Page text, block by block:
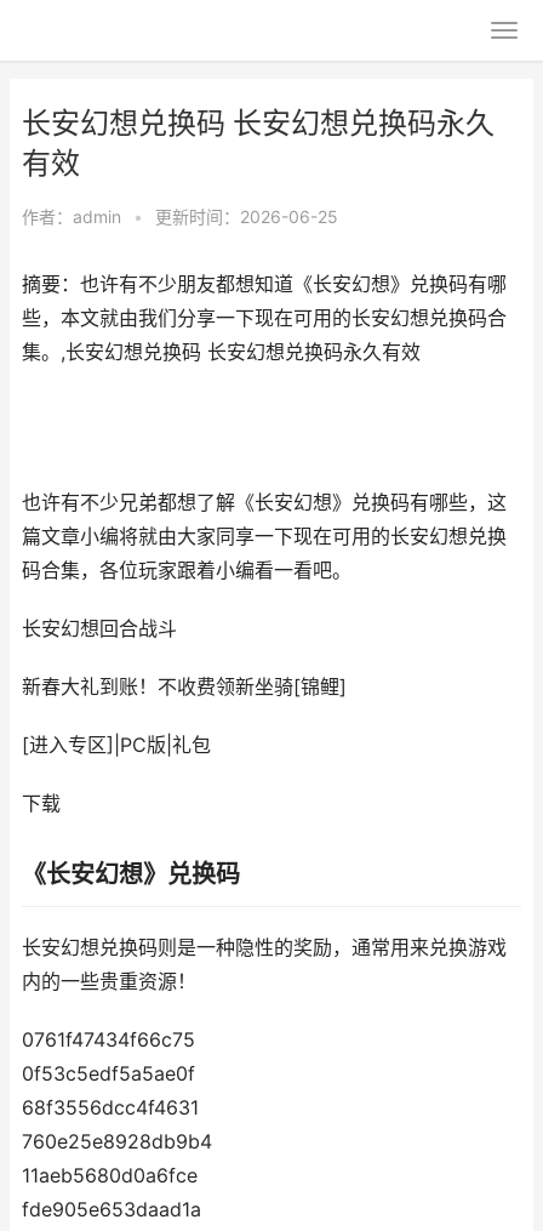
长安幻想兑换码 长安幻想兑换码永久
有效
作者： admin • 更新时间：2026-06-25
摘要：也许有不少朋友都想知道《长安幻想》兑换码有哪
些，本文就由我们分享一下现在可用的长安幻想兑换码合
集。,长安幻想兑换码 长安幻想兑换码永久有效
也许有不少兄弟都想了解《长安幻想》兑换码有哪些，这
篇文章小编将就由大家同享一下现在可用的长安幻想兑换
码合集，各位玩家跟着小编看一看吧。
长安幻想回合战斗
新春大礼到账！不收费领新坐骑[锦鲤]
[进入专区] PC版 礼包
下载
《长安幻想》兑换码
长安幻想兑换码则是一种隐性的奖励，通常用来兑换游戏
内的一些贵重资源！
0761f47434f66c75
0f53c5edf5a5ae0f
68f3556dcc4f4631
760e25e8928db9b4
11aeb5680d0a6fce
fde905e653daad1a